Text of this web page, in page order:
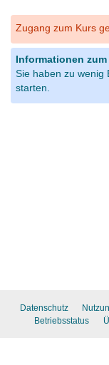
Zugang zum Kurs
Informationen
Sie haben zu wenig
starten.
Datenschutz
Betriebsstatus